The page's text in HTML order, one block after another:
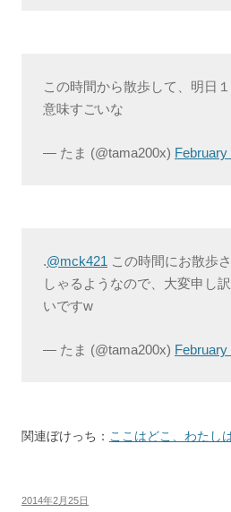
この時間から散歩して、明日
意味すごいな
— たま (@tama200x) February
.@mck421 この時間にお散歩
しゃるようなので、大変申し
いですw
— たま (@tama200x) February
関連ぼけっち： ここはどこ、わたし
2014年2月25日